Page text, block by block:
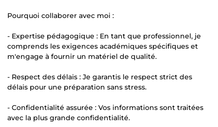
Pourquoi collaborer avec moi :
- Expertise pédagogique : En tant que professionnel, je
comprends les exigences académiques spécifiques et
m'engage à fournir un matériel de qualité.
- Respect des délais : Je garantis le respect strict des
délais pour une préparation sans stress.
- Confidentialité assurée : Vos informations sont traitées
avec la plus grande confidentialité.